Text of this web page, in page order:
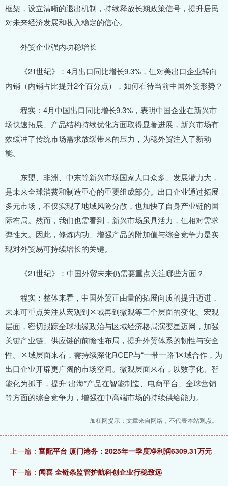
框架，设立清晰的退出机制，持续释放长期政策信号，提升居民
对未来经济发展和收入稳定的信心。
外贸企业强内功稳增长
《21世纪》：4月出口同比增长9.3%，但对美出口企业转向
内销（内销占比提升2个百分点），如何看待当前中国外贸形势？
程实：4月中国出口同比增长9.3%，表明中国企业在新兴市
场快速拓展、产品结构持续优化方面取得显著进展，新兴市场有
效缓冲了传统市场需求放缓带来的压力，为稳外贸注入了新动
能。
东盟、非洲、中东等新兴市场国家人口众多、发展潜力大，
是未来全球消费和制造重心的重要组成部分。出口企业通过拓展
多元市场，不仅实现了地域风险分散，也加快了自身产业链的国
际布局。然而，我们也需看到，新兴市场虽具活力，但相对需求
弹性大。因此，修炼内功、增强产品的附加值与综合竞争力是实
现对外贸易可持续增长的关键。
《21世纪》：中国外贸未来仍需要重点关注哪些方面？
程实：整体来看，中国外贸正由量的拓展向质的提升迈进，
未来可重点关注从宏观到区域再到微观等三个层面的变化。宏观
层面，密切跟踪全球地缘政治与区域经济格局演变星迈网，加强
关键产业链、供应链的前瞻性布局，提升外贸体系的韧性与安全
性。区域层面来看，需持续深化RCEP与“一带一路”区域合作，为
出口企业开辟更广阔的市场空间。微观层面来看，以数字化、智
能化为抓手，提升“出海”产品在智能制造、电商平台、全球营销
等方面的综合竞争力，增强在中高端市场的持续供给能力。
加杠网提示：文章来自网络，不代表本站观点。
上一篇： 富配平台 厦门港务：2025年一季度净利润6309.31万元
下一篇： 闻喜 全链条监管护航科创企业行稳致远